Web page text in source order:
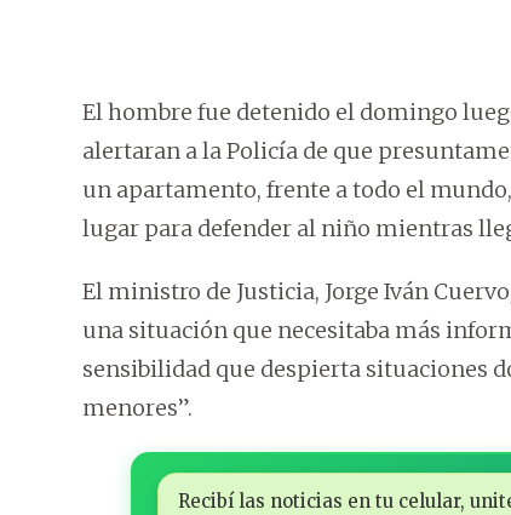
El hombre fue detenido el domingo
alertaran a la Policía de que
un apartamento, frente a todo el
lugar para defender al niño mientras
El ministro de Justicia, Jorge Iván
una situación que necesitaba más
sensibilidad que despierta situaciones
menores”.
Recibí las noticias en tu celular,